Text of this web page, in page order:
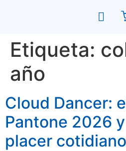
Etiqueta:
año
Cloud Dancer:
Pantone 2026
placer cotidiano